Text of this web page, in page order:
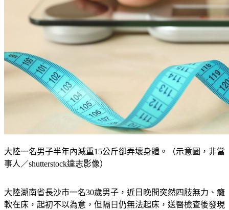
大陸一名男子半年內減重15公斤卻弄壞身體。（示意圖，非當
事人／shutterstock達志影像）
大陸湖南省長沙市一名30歲男子，近日晚間突然四肢無力、癱
軟在床，起初不以為意，但隔日仍無法起床，送醫檢查後發現